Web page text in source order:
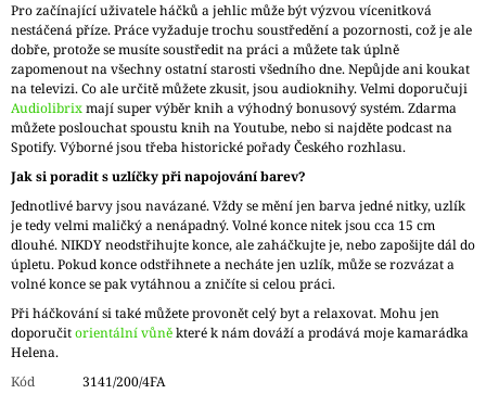
Pro začínající uživatele háčků a jehlic může být výzvou vícenitková
nestáčená příze. Práce vyžaduje trochu soustředění a pozornosti, což je ale
dobře, protože se musíte soustředit na práci a můžete tak úplně
zapomenout na všechny ostatní starosti všedního dne. Nepůjde ani koukat
na televizi. Co ale určitě můžete zkusit, jsou audioknihy. Velmi doporučuji
Audiolibrixmají super výběr knih a výhodný bonusový systém. Zdarma
můžete poslouchat spoustu knih na Youtube, nebo si najděte podcast na
Spotify. Výborné jsou třeba historické pořady Českého rozhlasu.
Jak si poradit s uzlíčky při napojování barev?
Jednotlivé barvy jsou navázané. Vždy se mění jen barva jedné nitky, uzlík
je tedy velmi maličký a nenápadný. Volné konce nitek jsou cca 15 cm
dlouhé. NIKDY neodstřihujte konce, ale zaháčkujte je, nebo zapošijte dál do
úpletu. Pokud konce odstřihnete a necháte jen uzlík, může se rozvázat a
volné konce se pak vytáhnou a zničíte si celou práci.
Při háčkování si také můžete provonět celý byt a relaxovat. Mohu jen
doporučitorientální vůněkteré k nám dováží a prodává moje kamarádka
Helena.
Kód
3141/200/4FA